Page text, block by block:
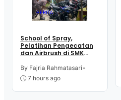
BERITA
School of Spray,
Pelatihan Pengecatan
dan Airbrush di SMK
Kutoarjo
By Fajria Rahmatasari•
7 hours ago